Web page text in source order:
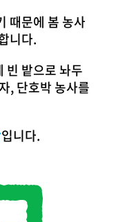
때문에 봄 농사
니다.
빈 밭으로 놔두
, 단호박 농사를
입니다.